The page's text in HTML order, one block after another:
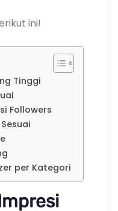
ini!
Tinggi
Followers
per Kategori